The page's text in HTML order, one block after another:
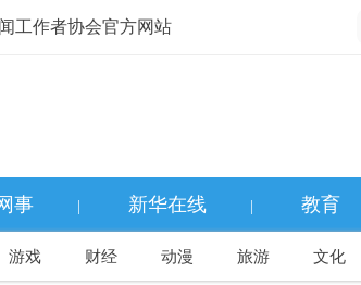
工作者协会官方网站
事 新华在线 教育
游戏 财经 动漫 旅游 文化